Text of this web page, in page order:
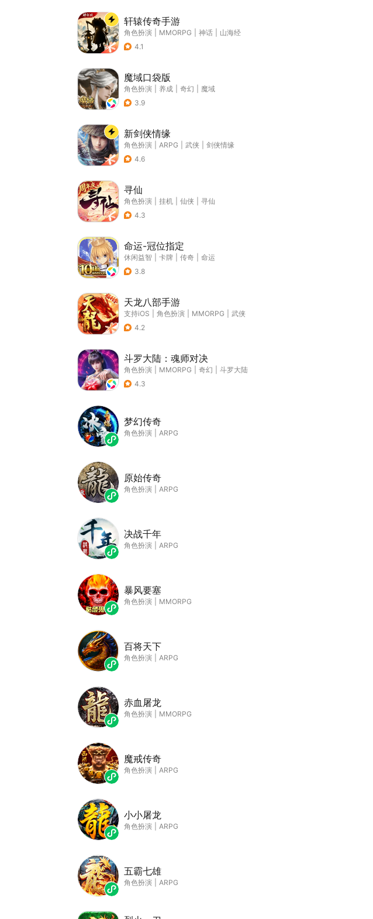
轩辕传奇手游
角色扮演 MMORPG 神话
山海经
4.1
魔域口袋版
角色扮演 养成 奇幻
魔域
3.9
新剑侠情缘
角色扮演 ARPG 武侠
剑侠情缘
4.6
寻仙
角色扮演 挂机 仙侠
寻仙
4.3
命运-冠位指定
休闲益智 卡牌 传奇
命运
3.8
天龙八部手游
支持iOS 角色扮演 MMORPG
武侠
4.2
斗罗大陆：魂师对决
角色扮演 MMORPG 奇幻
斗罗大陆
4.3
梦幻传奇
角色扮演 ARPG
原始传奇
角色扮演 ARPG
决战千年
角色扮演 ARPG
暴风要塞
角色扮演 MMORPG
百将天下
角色扮演 ARPG
赤血屠龙
角色扮演 MMORPG
魔戒传奇
角色扮演 ARPG
小小屠龙
角色扮演 ARPG
五霸七雄
角色扮演 ARPG